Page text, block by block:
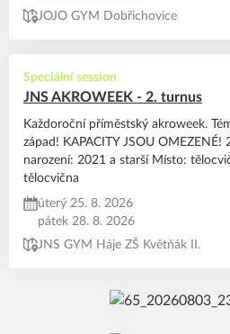
JOJO GYM Dobřichovice
Speciální session
JNS AKROWEEK - 2. turnus
Každoroční příměstský akroweek.
západ! KAPACITY JSOU OMEZENÉ!
narození: 2021 a starší Místo:
tělocvična
úterý 25. 8. 2026
pátek 28. 8. 2026
JNS GYM Háje ZŠ Květňák II.